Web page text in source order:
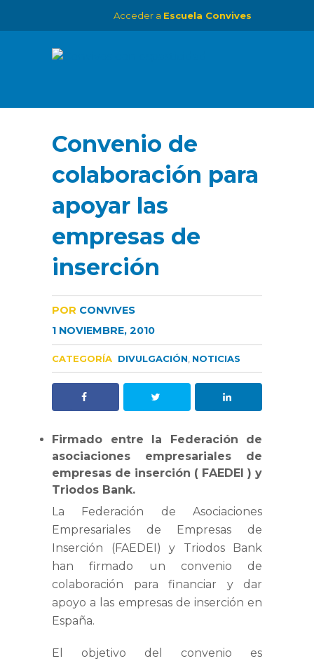
Acceder a Escuela Convives
Convenio de
colaboración para
apoyar las
empresas de
inserción
POR CONVIVES
1 NOVIEMBRE, 2010
CATEGORÍA DIVULGACIÓN NOTICIAS
Firmado entre la Federación de
asociaciones empresariales de
empresas de inserción ( FAEDEI ) y
Triodos Bank.
La Federación de Asociaciones
Empresariales de Empresas de
Inserción (FAEDEI) y Triodos Bank
han firmado un convenio de
colaboración para financiar y dar
apoyo a las empresas de inserción en
España.
El objetivo del convenio es